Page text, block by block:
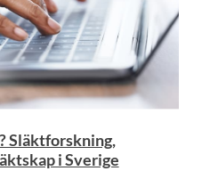
Släktforskning,
i Sverige